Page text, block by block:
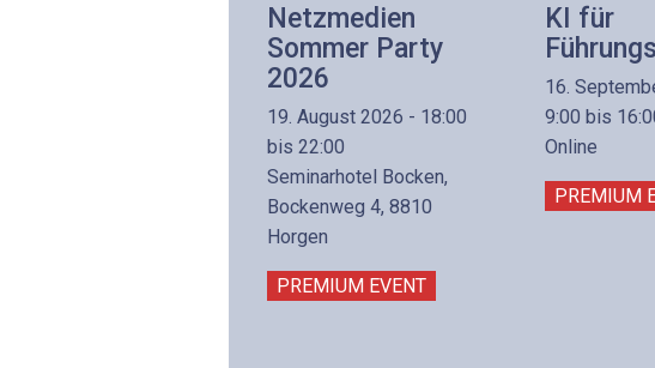
Netzmedien
Sommer Party
2026
19. August 2026 - 18:00
bis 22:00
Seminarhotel Bocken,
Bockenweg 4, 8810
Horgen
PREMIUM EVENT
KI für
16.
9:00 bis
Online
PREMIUM